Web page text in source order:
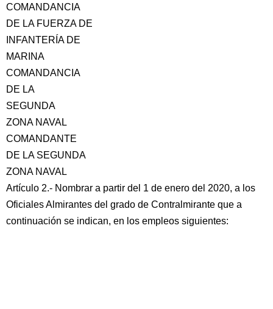
COMANDANCIA
DE LA FUERZA DE
INFANTERÍA DE
MARINA
COMANDANCIA
DE LA
SEGUNDA
ZONA NAVAL
COMANDANTE
DE LA SEGUNDA
ZONA NAVAL
Artículo 2.- Nombrar a partir del 1 de enero del 2020, a los
Oficiales Almirantes del grado de Contralmirante que a
continuación se indican, en los empleos siguientes: